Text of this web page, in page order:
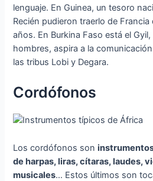
lenguaje. En Guinea, un tesoro
Recién pudieron traerlo de
años. En Burkina Faso está el
hombres, aspira a la
las tribus Lobi y Degara.
Cordófonos
Los cordófonos son
de harpas, liras, cítaras, laudes,
musicales… Estos últimos son